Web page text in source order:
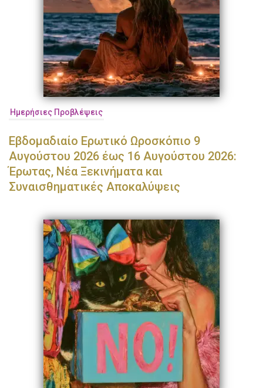
Ημερήσιες Προβλέψεις
Εβδομαδιαίο Ερωτικό Ωροσκόπιο 9
Αυγούστου 2026 έως 16 Αυγούστου 2026:
Έρωτας, Νέα Ξεκινήματα και
Συναισθηματικές Αποκαλύψεις